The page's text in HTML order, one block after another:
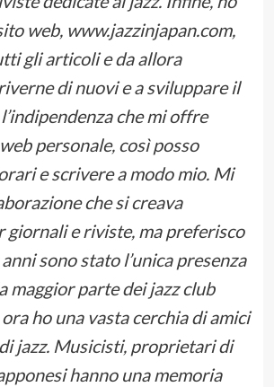
web, www.jazzinjapan.com,
gli articoli e da allora
di nuovi e a sviluppare il
che mi offre
personale, così posso
e scrivere a modo mio. Mi
che si creava
giornali e riviste, ma preferisco
sono stato l’unica presenza
maggior parte dei jazz club
ho una vasta cerchia di amici
jazz. Musicisti, proprietari di
hanno una memoria